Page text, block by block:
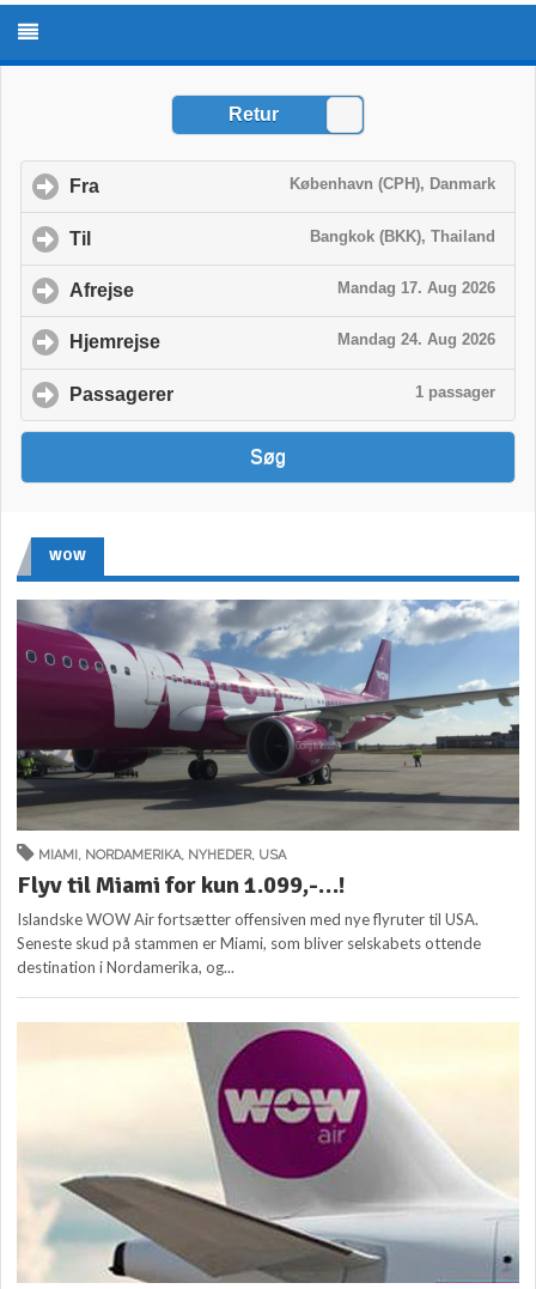
WOW
MIAMI , NORDAMERIKA, NYHEDER, USA
Flyv til Miami for kun 1.099,-…!
Islandske WOW Air fortsætter offensiven med nye flyruter til USA.
Seneste skud på stammen er Miami, som bliver selskabets ottende
destination i Nordamerika, og...